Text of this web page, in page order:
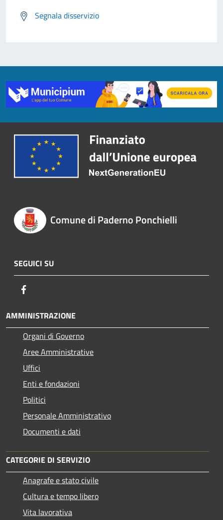
Segnala disservizio
Comune di Paderno Ponchielli
SEGUICI SU
AMMINISTRAZIONE
Organi di Governo
Aree Amministrative
Uffici
Enti e fondazioni
Politici
Personale Amministrativo
Documenti e dati
CATEGORIE DI SERVIZIO
Anagrafe e stato civile
Cultura e tempo libero
Vita lavorativa